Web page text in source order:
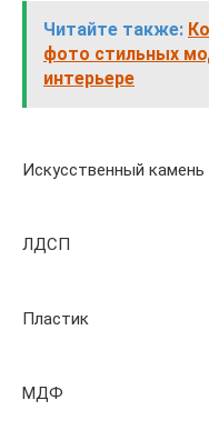
Читайте также:
фото стильных
интерьере
Искусственный камень
ЛДСП
Пластик
МДФ